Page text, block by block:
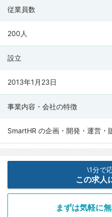
従業員数
200人
設立
2013年1月23日
事業内容・会社の特徴
SmartHR の企画・開発・運営・
まずは気軽に
\1分で
この求人